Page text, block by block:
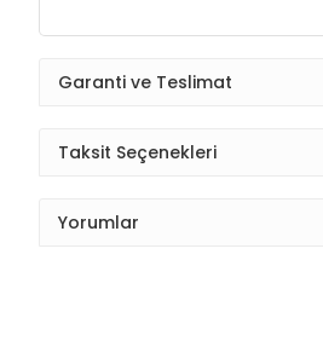
Garanti ve Teslimat
Taksit Seçenekleri
Yorumlar